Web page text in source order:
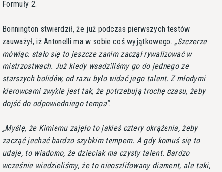
Formuły 2.
Bonnington stwierdził, że już podczas pierwszych testów
zauważył, iż Antonelli ma w sobie coś wyjątkowego.
Szczerze
mówiąc, stało się to jeszcze zanim zaczął rywalizować w
mistrzostwach. Już kiedy wsadziliśmy go do jednego ze
starszych bolidów, od razu było widać jego talent. Z młodymi
kierowcami zwykle jest tak, że potrzebują trochę czasu, żeby
dojść do odpowiedniego tempa .
Myślę, że Kimiemu zajęło to jakieś cztery okrążenia, żeby
zacząć jechać bardzo szybkim tempem. A gdy komuś się to
udaje, to wiadomo, że dzieciak ma czysty talent. Bardzo
wcześnie wiedzieliśmy, że to nieoszlifowany diament, ale taki,